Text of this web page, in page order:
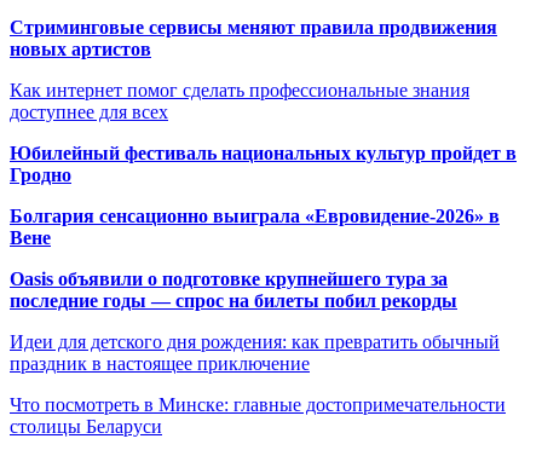
Стриминговые сервисы меняют правила продвижения
новых артистов
Как интернет помог сделать профессиональные знания
доступнее для всех
Юбилейный фестиваль национальных культур пройдет в
Гродно
Болгария сенсационно выиграла «Евровидение-2026» в
Вене
Oasis объявили о подготовке крупнейшего тура за
последние годы — спрос на билеты побил рекорды
Идеи для детского дня рождения: как превратить обычный
праздник в настоящее приключение
Что посмотреть в Минске: главные достопримечательности
столицы Беларуси